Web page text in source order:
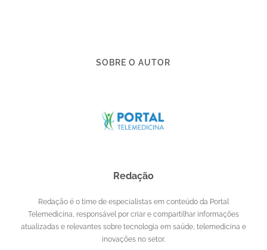
SOBRE O AUTOR
Redação
Redação é o time de especialistas em conteúdo da Portal
Telemedicina, responsável por criar e compartilhar informações
atualizadas e relevantes sobre tecnologia em saúde, telemedicina e
inovações no setor.